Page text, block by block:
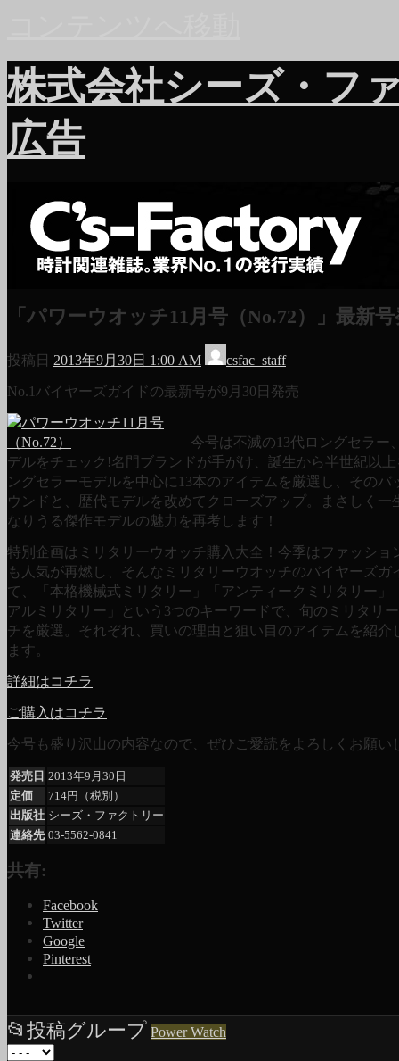
株式会社シーズ・フ
広告
「パワーウオッチ11月号（No.72）」最新
投稿日 2013年9月30日 1:00 AM
csfac_staff
No.1バイヤーズガイドの最新号が9月30日発売
今号は不滅の13代ロングセラー
デルをチェック!名門ブランドが手がけ、誕生から半世紀以
ングセラーモデルを中心に13本のアイテムを厳選し、そのバ
ウンドと、歴代モデルを改めてクローズアップ。まさしく一
なりうる傑作モデルの魅力を再考します！
特別企画はミリタリーウオッチ購入大全！今季はファッショ
も人気が再燃し、そんなミリタリーウオッチのバイヤーズガ
て、「本格機械式ミリタリー」「アンティークミリタリー」
アルミリタリー」という3つのキーワードで、旬のミリタリ
チを厳選。それぞれ、買いの理由と狙い目のアイテムを紹介
ます。
詳細はコチラ
ご購入はコチラ
今号も盛り沢山の内容なので、ぜひご愛読をよろしくお願い
発売日 2013年9月30日
定価
714円（税別）
出版社 シーズ・ファクトリー
連絡先 03-5562-0841
共有:
Facebook
Twitter
Google
Pinterest
📂 投稿グループ Power Watch